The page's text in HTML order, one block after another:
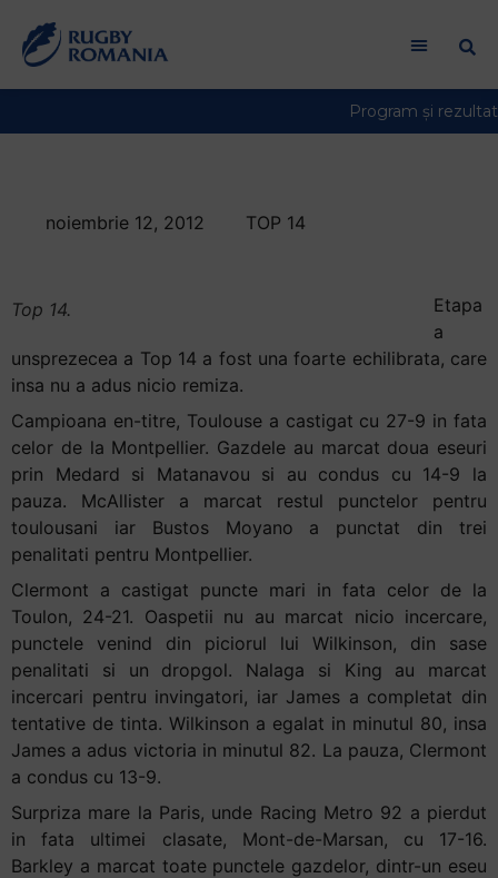
noiembrie 12, 2012 TOP 14
Top 14.
Etapa
a
unsprezecea a Top 14 a fost una foarte echilibrata, care
insa nu a adus nicio remiza.
Campioana en-titre, Toulouse a castigat cu 27-9 in fata
celor de la Montpellier. Gazdele au marcat doua eseuri
prin Medard si Matanavou si au condus cu 14-9 la
pauza. McAllister a marcat restul punctelor pentru
toulousani iar Bustos Moyano a punctat din trei
penalitati pentru Montpellier.
Clermont a castigat puncte mari in fata celor de la
Toulon, 24-21. Oaspetii nu au marcat nicio incercare,
punctele venind din piciorul lui Wilkinson, din sase
penalitati si un dropgol. Nalaga si King au marcat
incercari pentru invingatori, iar James a completat din
tentative de tinta. Wilkinson a egalat in minutul 80, insa
James a adus victoria in minutul 82. La pauza, Clermont
a condus cu 13-9.
Surpriza mare la Paris, unde Racing Metro 92 a pierdut
in fata ultimei clasate, Mont-de-Marsan, cu 17-16.
Barkley a marcat toate punctele gazdelor, dintr-un eseu